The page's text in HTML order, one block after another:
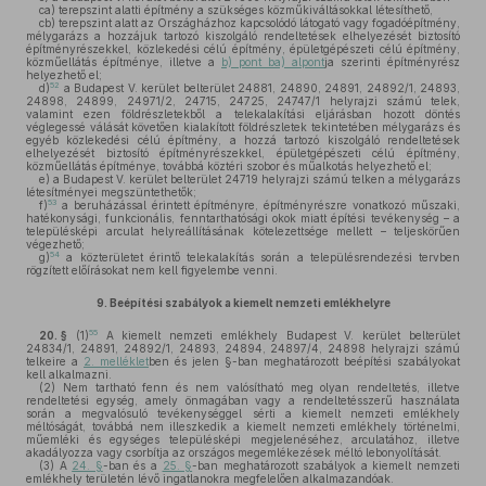
ca) terepszint alatti építmény a szükséges közműkiváltásokkal létesíthető,
cb) terepszint alatt az Országházhoz kapcsolódó látogató vagy fogadóépítmény,
mélygarázs a hozzájuk tartozó kiszolgáló rendeltetések elhelyezését biztosító
építményrészekkel, közlekedési célú építmény, épületgépészeti célú építmény,
közműellátás építménye, illetve a b) pont ba) alpontja szerinti építményrész
helyezhető el;
d)52 a Budapest V. kerület belterület 24881, 24890, 24891, 24892/1, 24893,
24898, 24899, 24971/2, 24715, 24725, 24747/1 helyrajzi számú telek,
valamint ezen földrészletekből a telekalakítási eljárásban hozott döntés
véglegessé válását követően kialakított földrészletek tekintetében mélygarázs és
egyéb közlekedési célú építmény, a hozzá tartozó kiszolgáló rendeltetések
elhelyezését biztosító építményrészekkel, épületgépészeti célú építmény,
közműellátás építménye, továbbá köztéri szobor és műalkotás helyezhető el;
e) a Budapest V. kerület belterület 24719 helyrajzi számú telken a mélygarázs
létesítményei megszüntethetők;
f)53 a beruházással érintett építményre, építményrészre vonatkozó műszaki,
hatékonysági, funkcionális, fenntarthatósági okok miatt építési tevékenység – a
településképi arculat helyreállításának kötelezettsége mellett – teljeskörűen
végezhető;
g)54
a közterületet érintő telekalakítás során a településrendezési tervben
rögzített előírásokat nem kell figyelembe venni.
9. Beépítési szabályok a kiemelt nemzeti emlékhelyre
20. § (1)55A kiemelt nemzeti emlékhely Budapest V. kerület belterület
24834/1, 24891, 24892/1, 24893, 24894, 24897/4, 24898 helyrajzi számú
telkeire a 2. mellékletben és jelen §-ban meghatározott beépítési szabályokat
kell alkalmazni.
(2) Nem tartható fenn és nem valósítható meg olyan rendeltetés, illetve
rendeltetési egység, amely önmagában vagy a rendeltetésszerű használata
során a megvalósuló tevékenységgel sérti a kiemelt nemzeti emlékhely
méltóságát, továbbá nem illeszkedik a kiemelt nemzeti emlékhely történelmi,
műemléki és egységes településképi megjelenéséhez, arculatához, illetve
akadályozza vagy csorbítja az országos megemlékezések méltó lebonyolítását.
(3) A 24. §-ban és a 25. §-ban meghatározott szabályok a kiemelt nemzeti
emlékhely területén lévő ingatlanokra megfelelően alkalmazandóak.